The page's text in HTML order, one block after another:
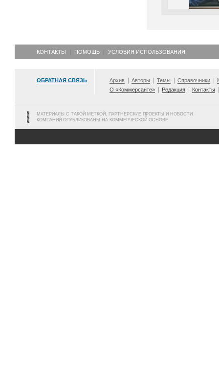
КОНТАКТЫ ПОМОЩЬ УСЛОВИЯ ИСПОЛЬЗОВАНИЯ
ОБРАТНАЯ СВЯЗЬ Архив Авторы Темы Справочники
О «Коммерсанте»
Редакция Контакты
МАТЕРИАЛЫ С ТАКОЙ МЕТКОЙ, ПАРТНЕРСКИЕ ПРОЕКТЫ И НОВОСТИ
КОМПАНИЙ ОПУБЛИКОВАНЫ НА КОММЕРЧЕСКОЙ ОСНОВЕ